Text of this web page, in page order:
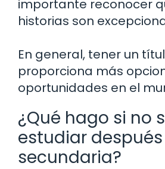
importante reconocer
historias son
En general, tener un
proporciona más
oportunidades en el
¿Qué hago si no
estudiar
secundaria?